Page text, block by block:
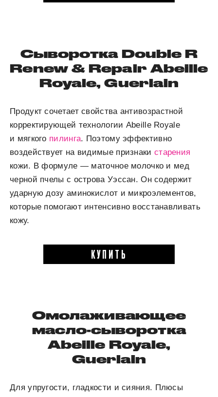
Сыворотка Double R
Renew & Repair Abeille
Royale, Guerlain
Продукт сочетает свойства антивозрастной
корректирующей технологии Abeille Royale
и мягкого пилинга. Поэтому эффективно
воздействует на видимые признаки старения
кожи. В формуле — маточное молочко и мед
черной пчелы с острова Уэссан. Он содержит
ударную дозу аминокислот и микроэлементов,
которые помогают интенсивно восстанавливать
кожу.
КУПИТЬ
Омолаживающее
масло-сыворотка
Abeille Royale,
Guerlain
Для упругости, гладкости и сияния. Плюсы